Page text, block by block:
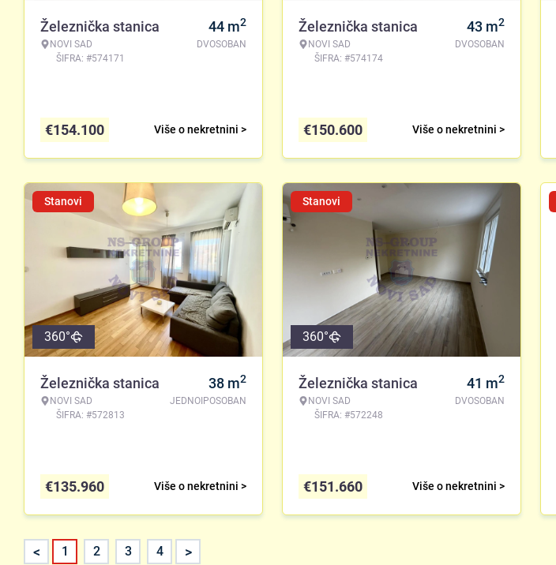
Železnička stanica
NOVI SAD
ŠIFRA: #574171
44 m2
DVOSOBAN
Više o nekretnini >
€154.100
Železnička stanica
NOVI SAD
ŠIFRA: #574174
43 m2
DVOSOBAN
Više o nekretnini >
€150.600
Stanovi
360°
Železnička stanica
NOVI SAD
ŠIFRA: #572813
38 m2
JEDNOIPOSOBAN
Više o nekretnini >
€135.960
Stanovi
360°
Železnička stanica
NOVI SAD
ŠIFRA: #572248
41 m2
DVOSOBAN
Više o nekretnini >
€151.660
< 1 2 3 4 >